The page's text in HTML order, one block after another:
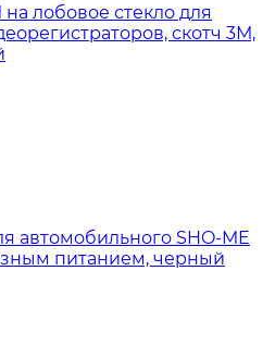
лобовое стекло для
скотч 3М,
автомобильного SHO-ME
питанием, черный